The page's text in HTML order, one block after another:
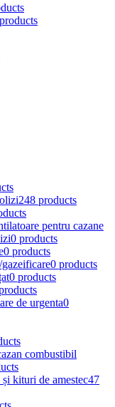
248 products
pentru cazane
0 products
0 products
0 products
0 products
de urgenta0
combustibil
kituri de amestec47